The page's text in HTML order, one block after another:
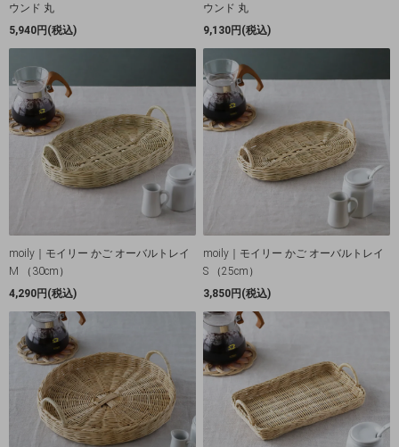
ウンド 丸
5,940円(税込)
ウンド 丸
9,130円(税込)
moily｜モイリー かご オーバルトレイ
M （30cm）
4,290円(税込)
moily｜モイリー かご オーバルトレイ
S （25cm）
3,850円(税込)